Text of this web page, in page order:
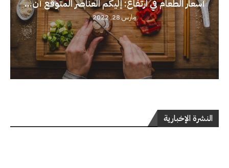
أسعار الطعام في ارتفاع: إليكم العناصر المتوقع أن...
مارس 28, 2022
النشرة الإخبارية